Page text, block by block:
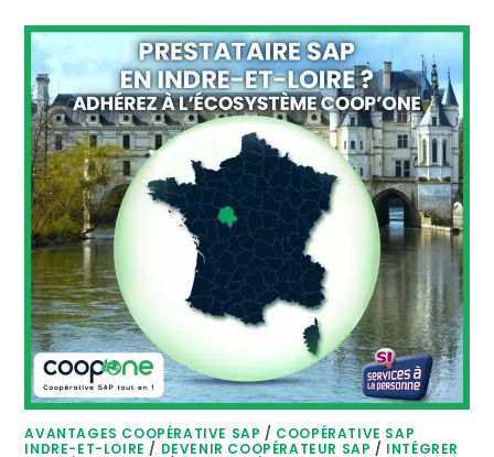
AVANTAGES COOPÉRATIVE SAP / COOPÉRATIVE SAP
INDRE-ET-LOIRE / DEVENIR COOPÉRATEUR SAP / INTÉGRER